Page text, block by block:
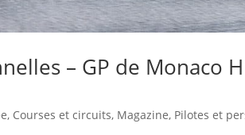
– GP de Monaco
, Courses et circuits, Magazine, Pilotes et